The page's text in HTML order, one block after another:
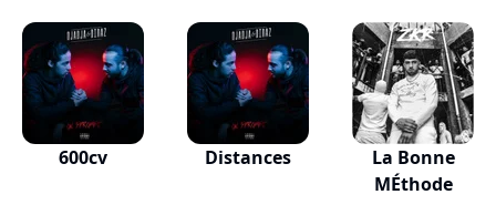
600cv Distances
La Bonne
MÉthode